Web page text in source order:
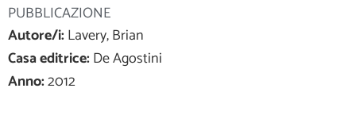
PUBBLICAZIONE
Autore/i:Lavery, Brian
Casa editrice:De Agostini
Anno:2012